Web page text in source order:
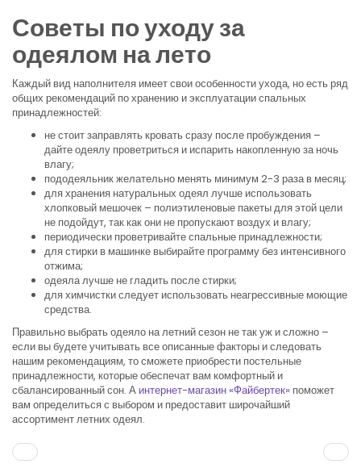
Советы по уходу за
одеялом на лето
Каждый вид наполнителя имеет свои особенности ухода, но есть ряд
общих рекомендаций по хранению и эксплуатации спальных
принадлежностей:
не стоит заправлять кровать сразу после пробуждения –
дайте одеялу проветриться и испарить накопленную за ночь
влагу;
пододеяльник желательно менять минимум 2-3 раза в месяц;
для хранения натуральных одеял лучше использовать
хлопковый мешочек – полиэтиленовые пакеты для этой цели
не подойдут, так как они не пропускают воздух и влагу;
периодически проветривайте спальные принадлежности;
для стирки в машинке выбирайте программу без интенсивного
отжима;
одеяла лучше не гладить после стирки;
для химчистки следует использовать неагрессивные моющие
средства.
Правильно выбрать одеяло на летний сезон не так уж и сложно –
если вы будете учитывать все описанные факторы и следовать
нашим рекомендациям, то сможете приобрести постельные
принадлежности, которые обеспечат вам комфортный и
сбалансированный сон. А интернет-магазин «Файбертек» поможет
вам определиться с выбором и предоставит широчайший
ассортимент летних одеял.